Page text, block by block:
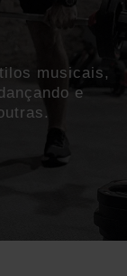
musicais,
e